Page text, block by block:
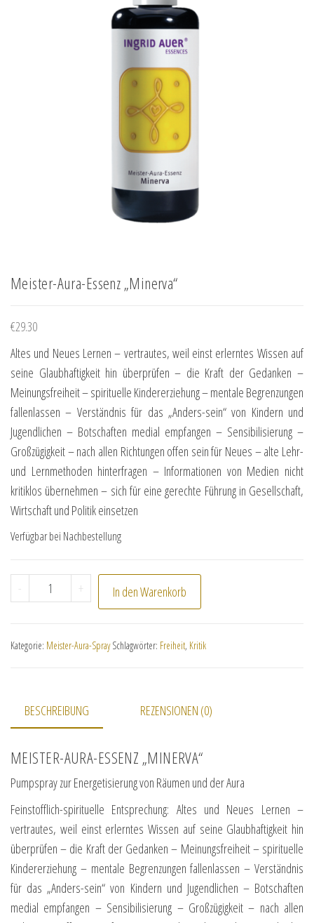
Meister-Aura-Essenz „Minerva“
€29.30
Altes und Neues Lernen – vertrautes, weil einst erlerntes Wissen auf
seine Glaubhaftigkeit hin überprüfen – die Kraft der Gedanken –
Meinungsfreiheit – spirituelle Kindererziehung – mentale Begrenzungen
fallenlassen – Verständnis für das „Anders-sein“ von Kindern und
Jugendlichen – Botschaften medial empfangen – Sensibilisierung –
Großzügigkeit – nach allen Richtungen offen sein für Neues – alte Lehr-
und Lernmethoden hinterfragen – Informationen von Medien nicht
kritiklos übernehmen – sich für eine gerechte Führung in Gesellschaft,
Wirtschaft und Politik einsetzen
Verfügbar bei Nachbestellung
- Meister-Aura-Essenz "Minerva" Menge
+ In den Warenkorb
Kategorie: Meister-Aura-Spray Schlagwörter: Freiheit, Kritik
BESCHREIBUNG REZENSIONEN (0)
MEISTER-AURA-ESSENZ „MINERVA“
Pumpspray zur Energetisierung von Räumen und der Aura
Feinstofflich-spirituelle Entsprechung: Altes und Neues Lernen –
vertrautes, weil einst erlerntes Wissen auf seine Glaubhaftigkeit hin
überprüfen – die Kraft der Gedanken – Meinungsfreiheit – spirituelle
Kindererziehung – mentale Begrenzungen fallenlassen – Verständnis
für das „Anders-sein“ von Kindern und Jugendlichen – Botschaften
medial empfangen – Sensibilisierung – Großzügigkeit – nach allen